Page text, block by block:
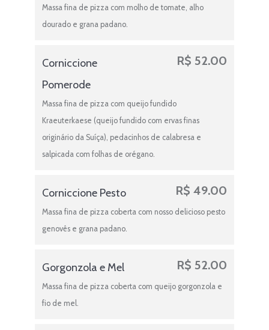
Massa fina de pizza com molho de tomate, alho
dourado e grana padano.
Corniccione
Pomerode
R$ 52.00
Massa fina de pizza com queijo fundido
Kraeuterkaese (queijo fundido com ervas finas
originário da Suíça), pedacinhos de calabresa e
salpicada com folhas de orégano.
Corniccione Pesto R$ 49.00
Massa fina de pizza coberta com nosso delicioso pesto
genovês e grana padano.
Gorgonzola e Mel R$ 52.00
Massa fina de pizza coberta com queijo gorgonzola e
fio de mel.